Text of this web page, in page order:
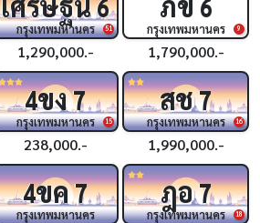
51
กรุงเทพมหานคร
1,290,000.-
9
กรุงเทพมหานคร
1,790,000.-
15
4ขง7
กรุงเทพมหานคร
238,000.-
16
สช7
กรุงเทพมหานคร
1,990,000.-
4ขค7
กรุงเทพมหานคร 18
ฎอ7
กรุงเทพมหานคร